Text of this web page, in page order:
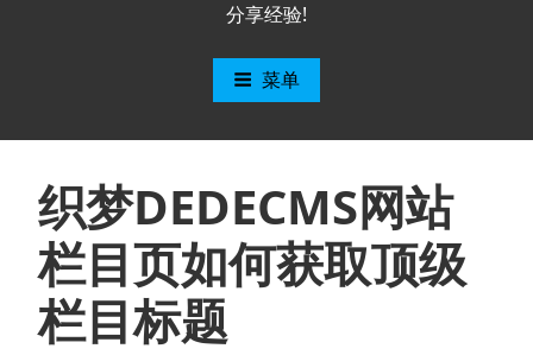
分享经验!
菜单
织梦DEDECMS网站
栏目页如何获取顶级
栏目标题